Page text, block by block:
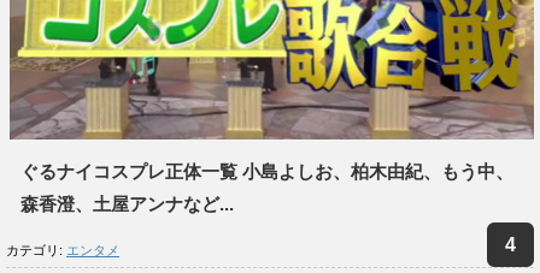
ぐるナイコスプレ正体一覧 小島よしお、柏木由紀、もう中、
森香澄、土屋アンナなど...
カテゴリ: エンタメ